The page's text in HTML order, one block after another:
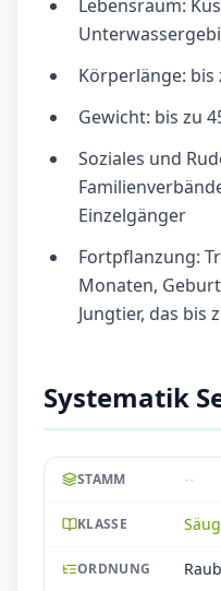
Lebensraum:
Körperlänge: bis
Gewicht: bis zu
Soziales und
Einzelgänger
Fortpflanzung:
Monaten,
Jungtier, das bis
Systematik
STAMM --
KLASSE
ORDNUNG